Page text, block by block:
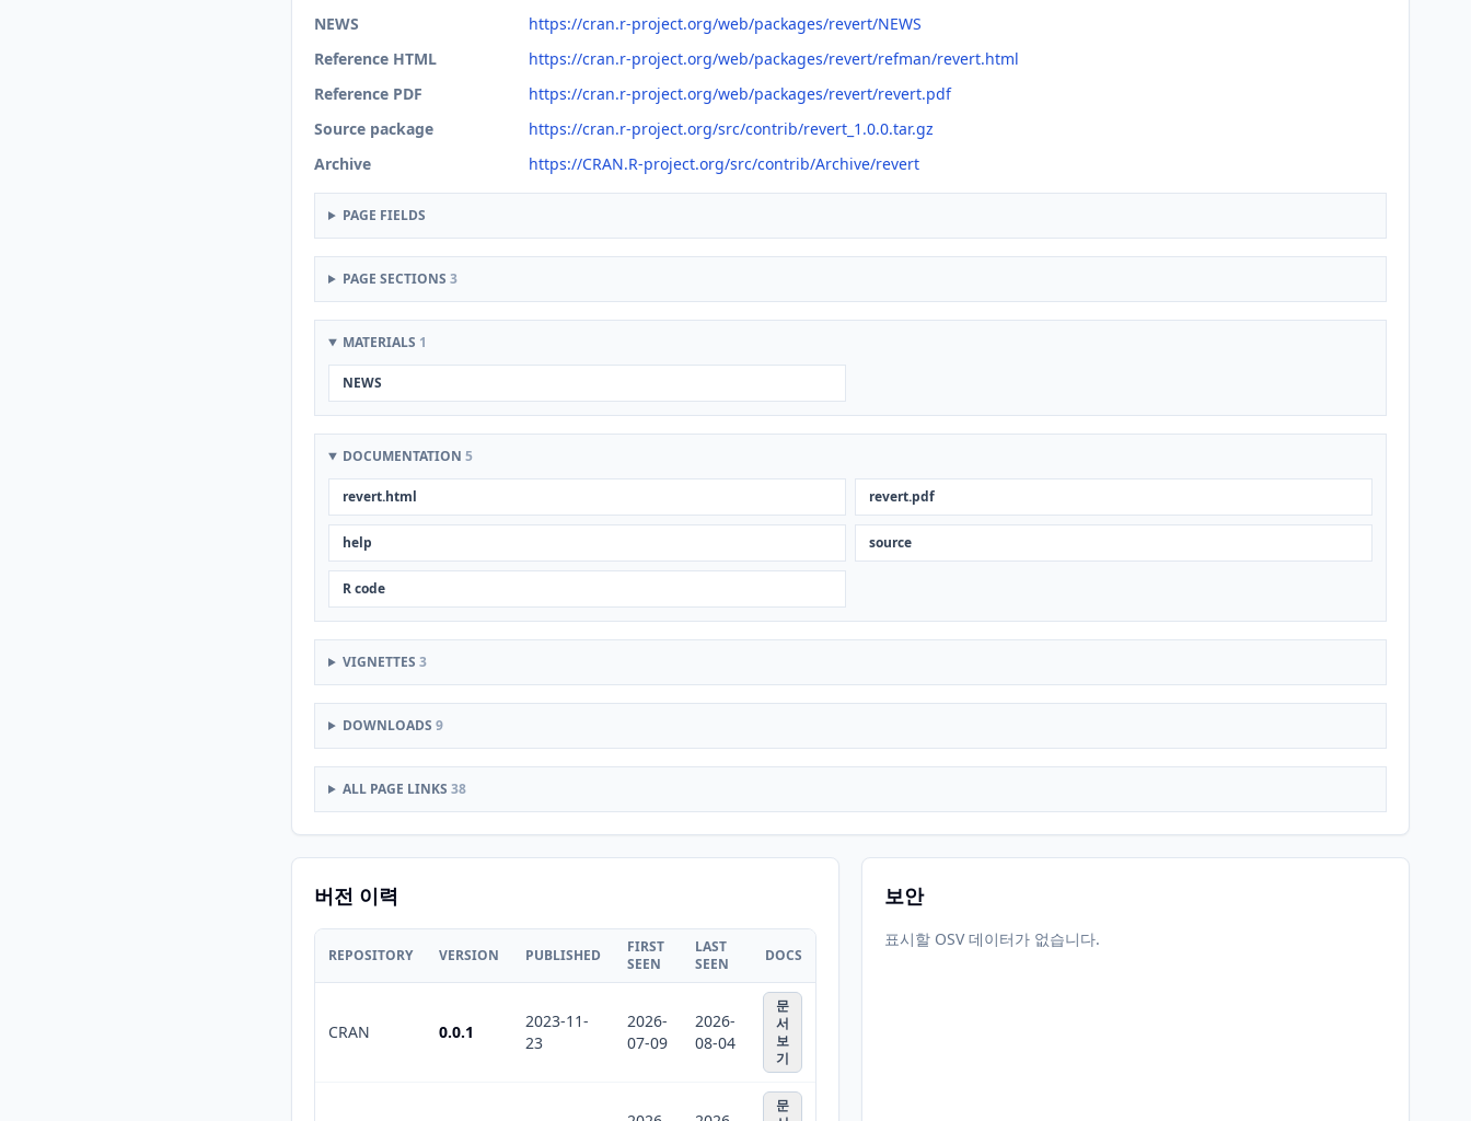
NEWS
https://cran.r-project.org/web/packages/revert/NEWS
Reference HTML
https://cran.r-project.org/web/packages/revert/refman/revert.html
Reference PDF
https://cran.r-project.org/web/packages/revert/revert.pdf
Source package
https://cran.r-project.org/src/contrib/revert_1.0.0.tar.gz
Archive
https://CRAN.R-project.org/src/contrib/Archive/revert
PAGE FIELDS
PAGE SECTIONS 3
MATERIALS 1
NEWS
DOCUMENTATION 5
revert.html revert.pdf
help source
R code
VIGNETTES 3
DOWNLOADS 9
ALL PAGE LINKS 38
버전 이력
REPOSITORY VERSION PUBLISHED
FIRST
SEEN
LAST
SEEN
DOCS
CRAN 0.0.1
2023-11-
23
2026-
07-09
2026-
08-04
문
서
보
기
문
보안
표시할 OSV 데이터가 없습니다.